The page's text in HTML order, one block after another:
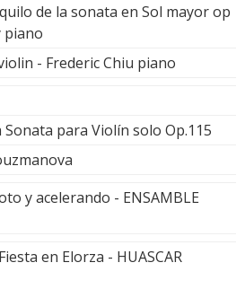
de la sonata en Sol mayor op
piano
- Frederic Chiu piano
para Violín solo Op.115
y acelerando - ENSAMBLE
en Elorza - HUASCAR